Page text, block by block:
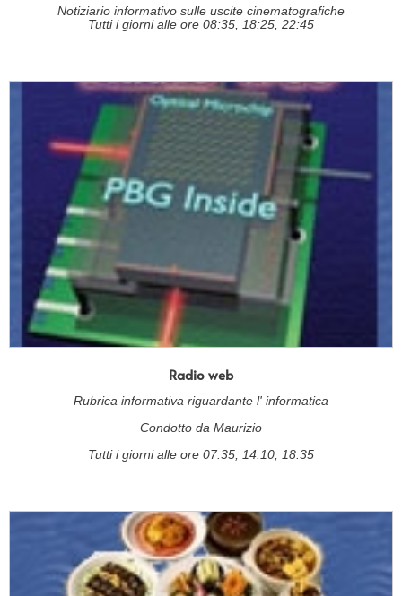
Notiziario informativo sulle uscite cinematografiche
Tutti i giorni alle ore 08:35, 18:25, 22:45
Radio web
Rubrica informativa riguardante l' informatica
Condotto da Maurizio
Tutti i giorni alle ore 07:35, 14:10, 18:35